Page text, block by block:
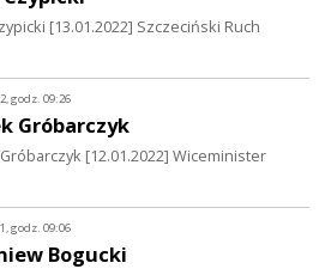
[13.01.2022] Szczeciński Ruch
godz. 09:26
Gróbarczyk
[12.01.2022] Wiceminister
godz. 09:06
Bogucki